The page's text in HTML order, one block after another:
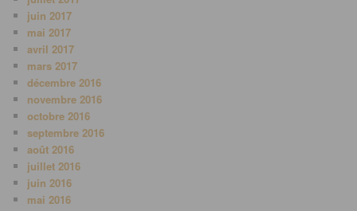
juin 2017
mai 2017
avril 2017
mars 2017
décembre 2016
novembre 2016
octobre 2016
septembre 2016
août 2016
juillet 2016
juin 2016
mai 2016